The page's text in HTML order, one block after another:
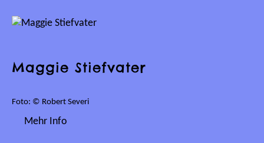
Maggie Stiefvater
Foto: © Robert Severi
Mehr Info